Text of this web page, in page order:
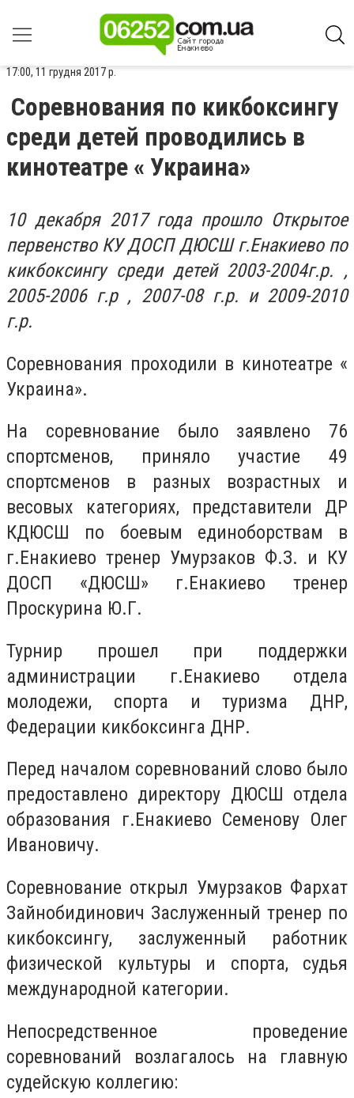
17:00, 11 грудня 2017 р.
Соревнования по кикбоксингу
среди детей проводились в
кинотеатре « Украина»
10 декабря 2017 года прошло Открытое
первенство КУ ДОСП ДЮСШ г.Енакиево по
кикбоксингу среди детей 2003-2004г.р. ,
2005-2006 г.р , 2007-08 г.р. и 2009-2010
г.р.
Соревнования проходили в кинотеатре «
Украина».
На соревнование было заявлено 76
спортсменов, приняло участие 49
спортсменов в разных возрастных и
весовых категориях, представители ДР
КДЮСШ по боевым единоборствам в
г.Енакиево тренер Умурзаков Ф.З. и КУ
ДОСП «ДЮСШ» г.Енакиево тренер
Проскурина Ю.Г.
Турнир прошел при поддержки
администрации г.Енакиево отдела
молодежи, спорта и туризма ДНР,
Федерации кикбоксинга ДНР.
Перед началом соревнований слово было
предоставлено директору ДЮСШ отдела
образования г.Енакиево Семенову Олег
Ивановичу.
Соревнование открыл Умурзаков Фархат
Зайнобидинович Заслуженный тренер по
кикбоксингу, заслуженный работник
физической культуры и спорта, судья
международной категории.
Непосредственное проведение
соревнований возлагалось на главную
судейскую коллегию: